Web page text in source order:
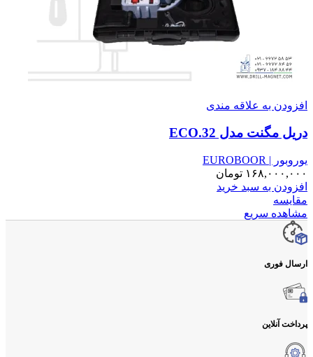
افزودن به علاقه مندی
دریل مگنت مدل ECO.32
یوروبور | EUROBOOR
۱۶۸,۰۰۰,۰۰۰ تومان
افزودن به سبد خرید
مقایسه
مشاهده سریع
ارسال فوری
پرداخت آنلاین